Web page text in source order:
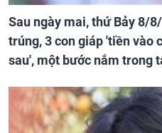
Sau ngày mai, thứ Bảy 8/
trúng, 3 con giáp 'tiền vào
sau', một bước nắm trong